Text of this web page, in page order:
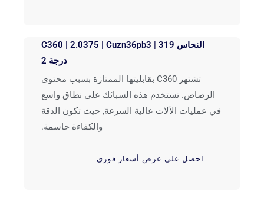
النحاس C360 | 2.0375 | Cuzn36pb3 | 319
درجة 2
تشتهر C360 بقابليتها الممتازة بسبب محتوى
الرصاص. تستخدم هذه السبائك على نطاق واسع
في عمليات الآلات عالية السرعة, حيث تكون الدقة
والكفاءة حاسمة.
احصل على عرض أسعار فوري